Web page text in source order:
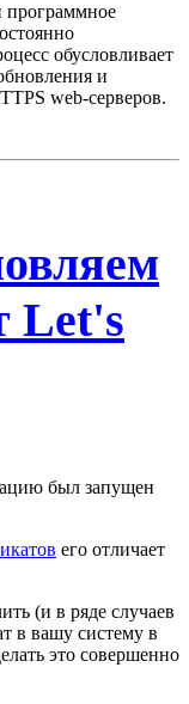
программное
обусловливает
и
web-серверов.
Let's
был запущен
его отличает
(и в ряде случаев
в вашу систему в
это совершенно